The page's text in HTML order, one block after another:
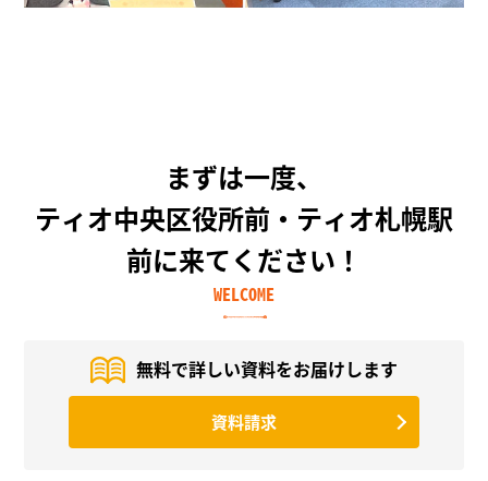
まずは一度、
ティオ中央区役所前・ティオ札幌駅
前に来てください！
WELCOME
無料で詳しい資料をお届けします
資料請求